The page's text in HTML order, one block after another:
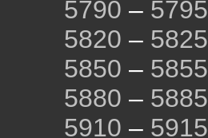
5790 – 5795
5820 – 5825
5850 – 5855
5880 – 5885
5910 – 5915